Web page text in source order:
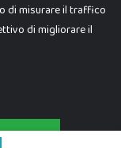
o utilizzo non
da quanto esposto in
di misurare il traffico
di migliorare il
TUTTO